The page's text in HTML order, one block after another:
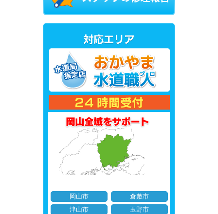
岡山市
倉敷市
津山市
玉野市